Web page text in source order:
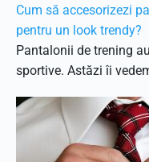
Cum să accesorizezi
pentru un look trendy?
Pantalonii de trening
sportive. Astăzi îi